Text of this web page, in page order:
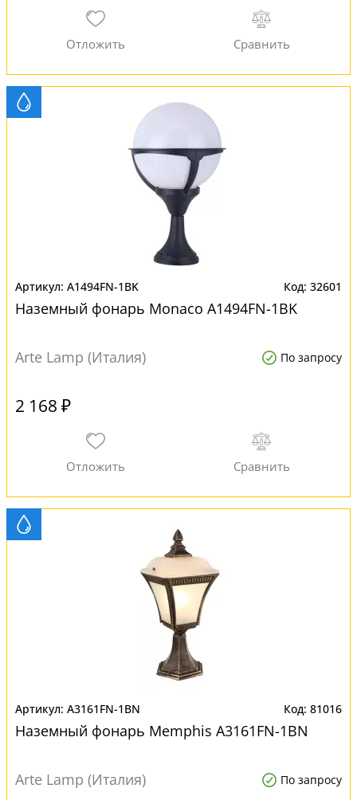
A1494FN-1BK 32601
Наземный фонарь Monaco A1494FN-1BK
Arte Lamp (Италия) По запросу
2 168 ₽
A3161FN-1BN 81016
Наземный фонарь Memphis A3161FN-1BN
Arte Lamp (Италия) По запросу